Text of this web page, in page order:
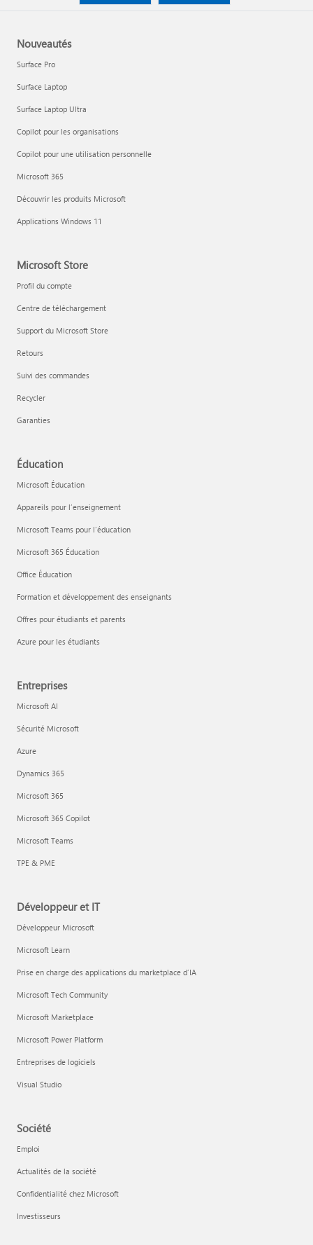
Nouveautés
Surface Pro
Surface Laptop
Surface Laptop Ultra
Copilot pour les organisations
Copilot pour une utilisation personnelle
Microsoft 365
Découvrir les produits Microsoft
Applications Windows 11
Microsoft Store
Profil du compte
Centre de téléchargement
Support du Microsoft Store
Retours
Suivi des commandes
Recycler
Garanties
Éducation
Microsoft Éducation
Appareils pour l’enseignement
Microsoft Teams pour l’éducation
Microsoft 365 Éducation
Office Éducation
Formation et développement des enseignants
Offres pour étudiants et parents
Azure pour les étudiants
Entreprises
Microsoft AI
Sécurité Microsoft
Azure
Dynamics 365
Microsoft 365
Microsoft 365 Copilot
Microsoft Teams
TPE & PME
Développeur et IT
Développeur Microsoft
Microsoft Learn
Prise en charge des applications du marketplace d’IA
Microsoft Tech Community
Microsoft Marketplace
Microsoft Power Platform
Entreprises de logiciels
Visual Studio
Société
Emploi
Actualités de la société
Confidentialité chez Microsoft
Investisseurs